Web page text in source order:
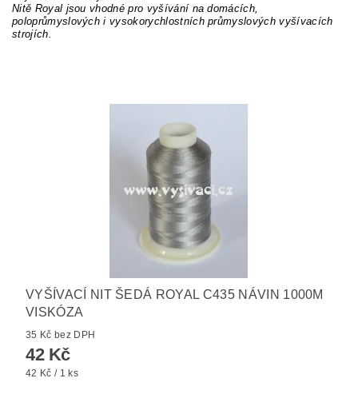
Nitě Royal jsou vhodné pro vyšívání na domácích,
poloprůmyslových i vysokorychlostních průmyslových vyšívacích
strojích.
VYŠÍVACÍ NIT ŠEDÁ ROYAL C435 NÁVIN 1000M
VISKÓZA
35 Kč bez DPH
42 Kč
42 Kč / 1 ks